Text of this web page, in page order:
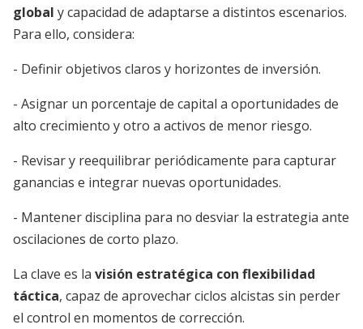
global y capacidad de adaptarse a distintos escenarios.
Para ello, considera:
- Definir objetivos claros y horizontes de inversión.
- Asignar un porcentaje de capital a oportunidades de
alto crecimiento y otro a activos de menor riesgo.
- Revisar y reequilibrar periódicamente para capturar
ganancias e integrar nuevas oportunidades.
- Mantener disciplina para no desviar la estrategia ante
oscilaciones de corto plazo.
La clave es la visión estratégica con flexibilidad
táctica, capaz de aprovechar ciclos alcistas sin perder
el control en momentos de corrección.